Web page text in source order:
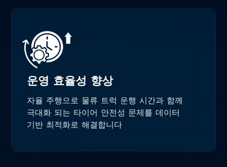
운영 효율성 향상
자율 주행으로 물류 트럭 운행 시간과 함께
극대화 되는 타이어 안전성 문제를 데이터
기반 최적화로 해결합니다